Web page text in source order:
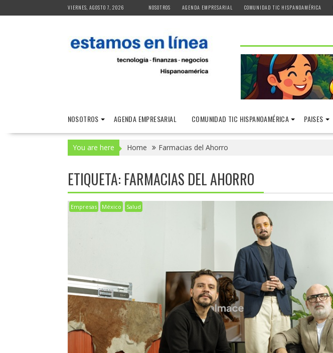
to
VIERNES, AGOSTO 7, 2026 NOSOTROS AGENDA EMPRESARIAL COMUNIDAD TIC HISPANOAMÉRICA
NOSOTROS AGENDA EMPRESARIAL COMUNIDAD TIC HISPANOAMÉRICA PAISES
You are here Home Farmacias del Ahorro
ETIQUETA: FARMACIAS DEL AHORRO
Empresas México Salud